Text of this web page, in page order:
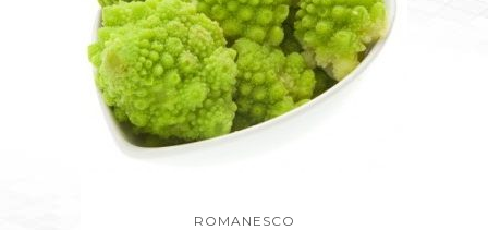
ROMANESCO